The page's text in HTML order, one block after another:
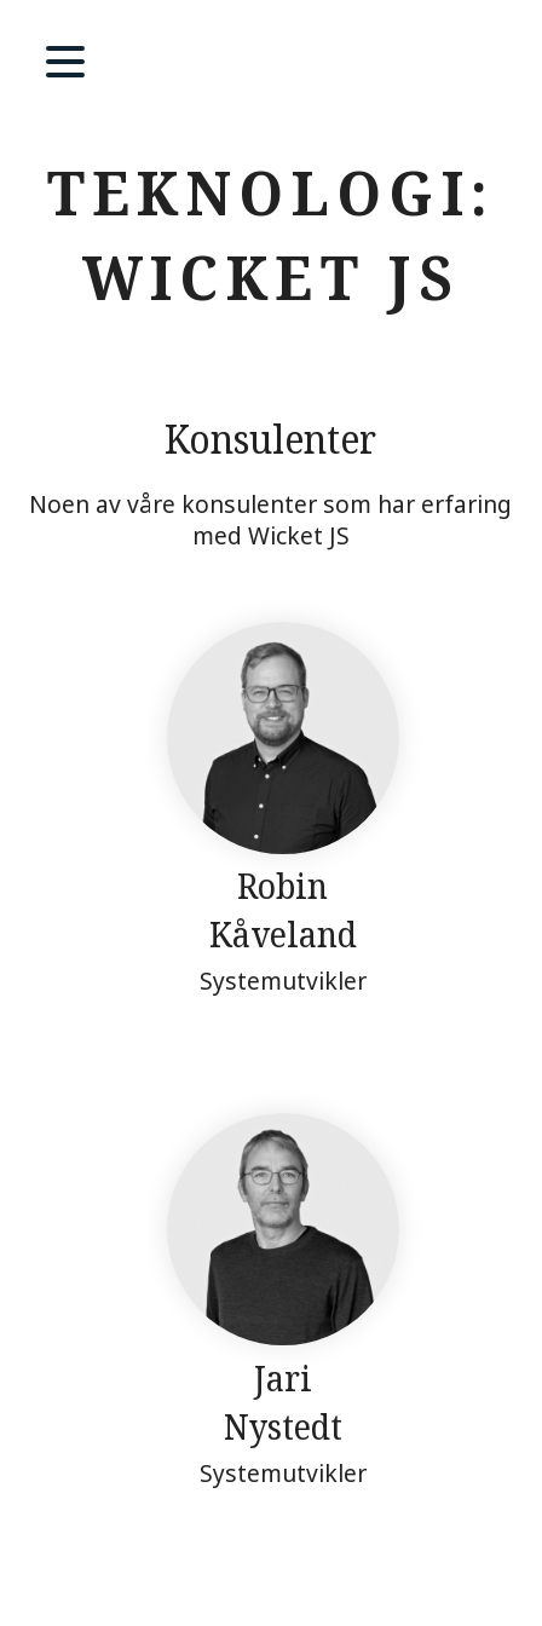
TEKNOLOGI:
WICKET JS
Konsulenter
Noen av våre konsulenter som har erfaring
med Wicket JS
Robin
Kåveland
Systemutvikler
Jari
Nystedt
Systemutvikler